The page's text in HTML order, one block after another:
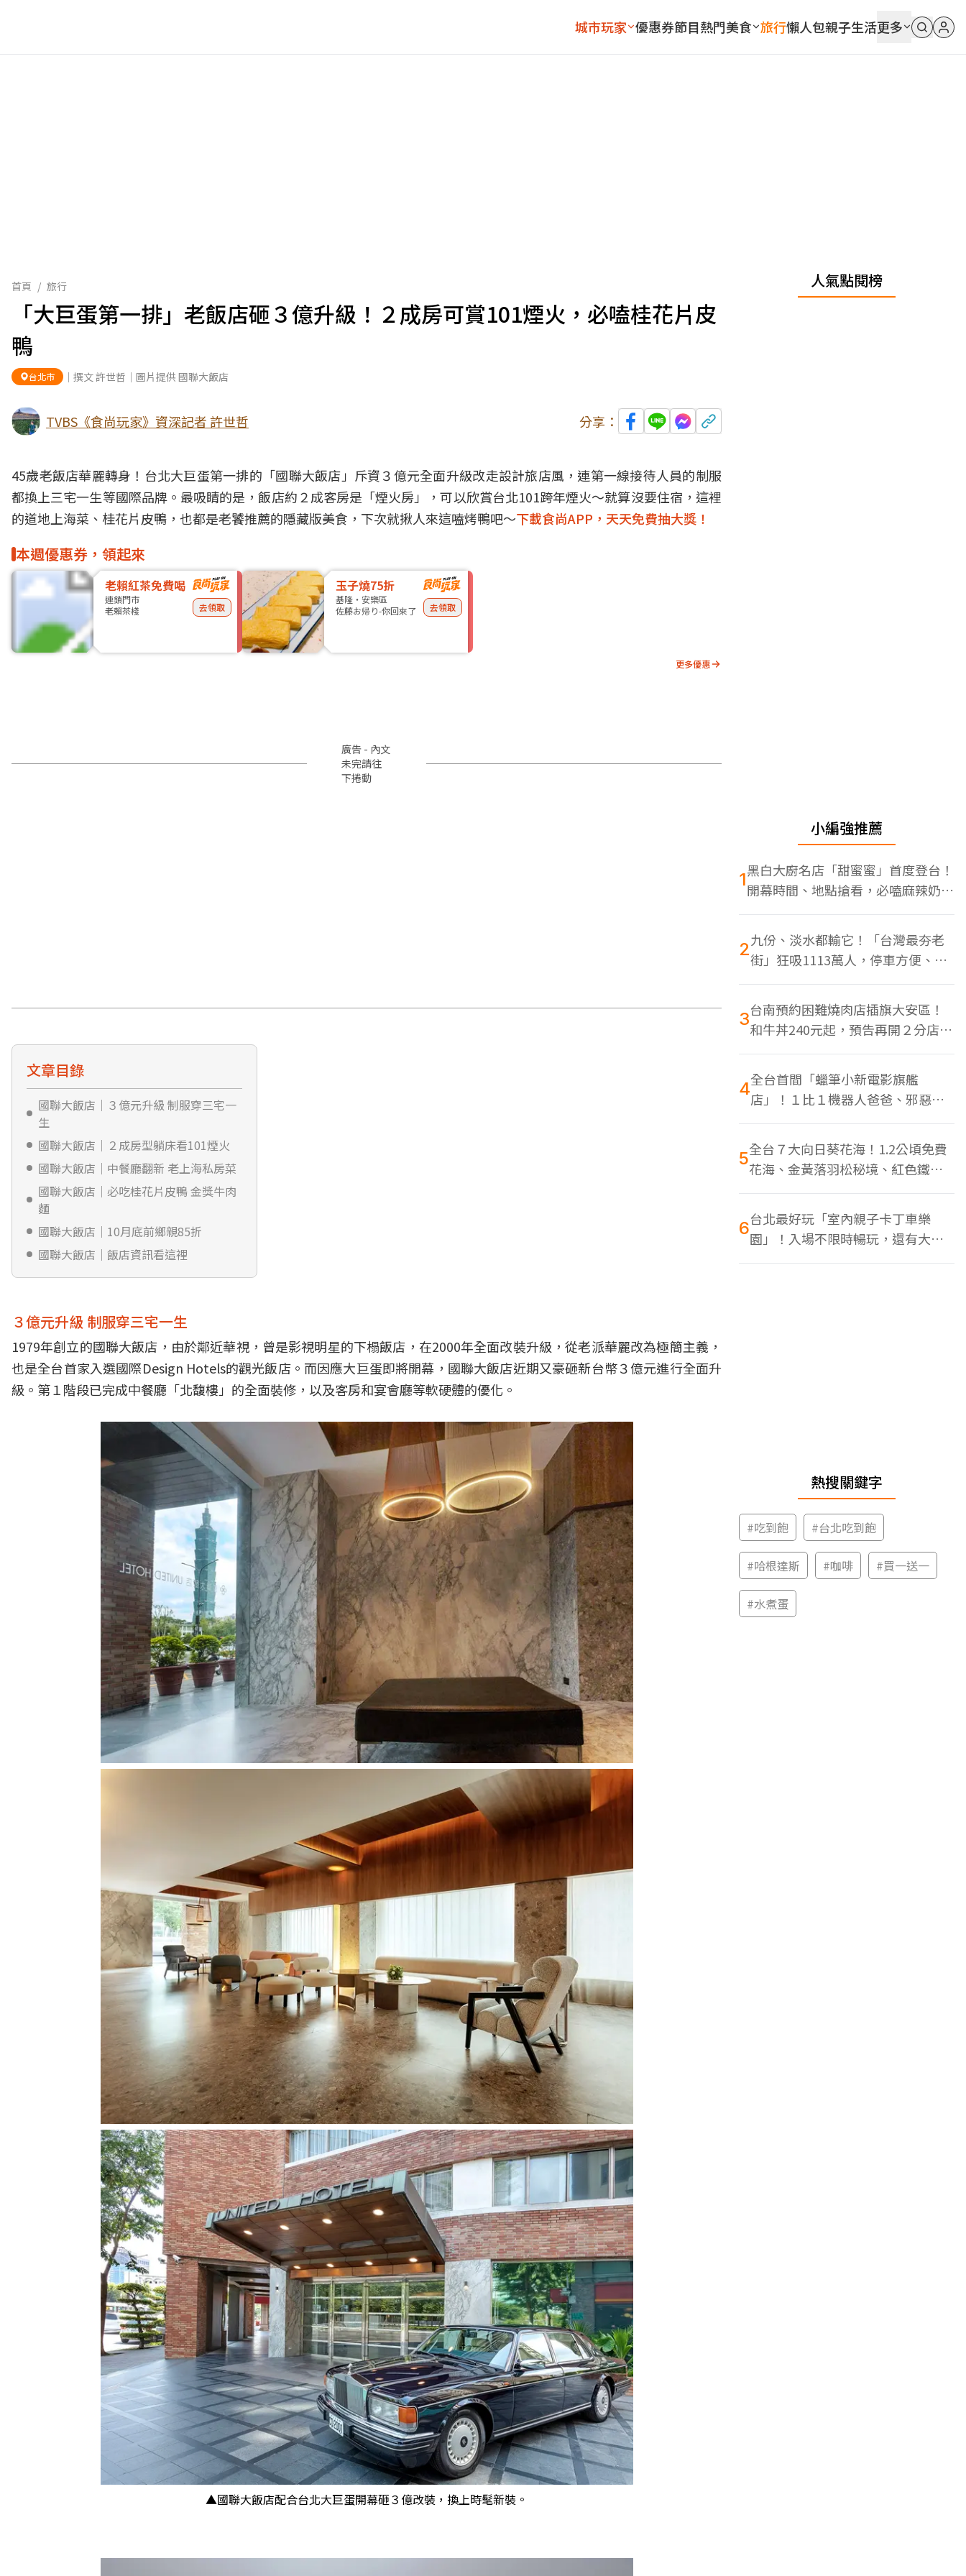
城市玩家 優惠券節目熱門美食 旅行懶人包親子生活更多
首頁 / 旅行
「大巨蛋第一排」老飯店砸３億升級！２成房可賞101煙火，必嗑桂花片皮
鴨
台北市 ｜撰文 許世哲｜圖片提供 國聯大飯店
TVBS《食尚玩家》資深記者 許世哲 分享：
45歲老飯店華麗轉身！台北大巨蛋第一排的「國聯大飯店」斥資３億元全面升級改走設計旅店風，連第一線接待人員的制服
都換上三宅一生等國際品牌。最吸睛的是，飯店約２成客房是「煙火房」，可以欣賞台北101跨年煙火～就算沒要住宿，這裡
的道地上海菜、桂花片皮鴨，也都是老饕推薦的隱藏版美食，下次就揪人來這嗑烤鴨吧～下載食尚APP，天天免費抽大獎！
本週優惠券，領起來
老賴紅茶免費喝
連鎖門市
老賴茶棧
去領取
玉子燒75折
基隆・安樂區
佐藤お帰り-你回來了
去領取
更多優惠
廣告 - 內文
未完請往
下捲動
文章目錄
國聯大飯店｜３億元升級 制服穿三宅一
生
國聯大飯店｜２成房型躺床看101煙火
國聯大飯店｜中餐廳翻新 老上海私房菜
國聯大飯店｜必吃桂花片皮鴨 金獎牛肉
麵
國聯大飯店｜10月底前鄉親85折
國聯大飯店｜飯店資訊看這裡
３億元升級 制服穿三宅一生
1979年創立的國聯大飯店，由於鄰近華視，曾是影視明星的下榻飯店，在2000年全面改裝升級，從老派華麗改為極簡主義，
也是全台首家入選國際Design Hotels的觀光飯店。而因應大巨蛋即將開幕，國聯大飯店近期又豪砸新台幣３億元進行全面升
級。第１階段已完成中餐廳「北馥樓」的全面裝修，以及客房和宴會廳等軟硬體的優化。
▲國聯大飯店配合台北大巨蛋開幕砸３億改裝，換上時髦新裝。
人氣點閱榜
小編強推薦
1黑白大廚名店「甜蜜蜜」首度登台！
開幕時間、地點搶看，必嗑麻辣奶油
蝦
2九份、淡水都輸它！「台灣最夯老
街」狂吸1113萬人，停車方便、特
色美食多
3台南預約困難燒肉店插旗大安區！
和牛丼240元起，預告再開２分店、
地點曝光
4全台首間「蠟筆小新電影旗艦
店」！１比１機器人爸爸、邪惡正
男，百款周邊買翻
5全台７大向日葵花海！1.2公頃免費
花海、金黃落羽松秘境、紅色鐵橋
同框
6台北最好玩「室內親子卡丁車樂
園」！入場不限時暢玩，還有大螢
幕Switch遊戲區
熱搜關鍵字
#吃到飽 #台北吃到飽
#哈根達斯 #咖啡 #買一送一
#水煮蛋